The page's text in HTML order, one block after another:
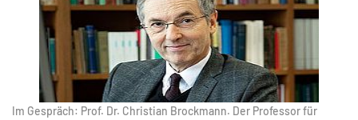
Im Gespräch: Prof. Dr. Christian Brockmann. Der Professor für